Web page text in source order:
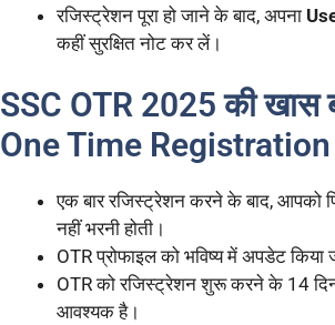
रजिस्ट्रेशन पूरा हो जाने के बाद, अपना
कहीं सुरक्षित नोट कर लें।
SSC OTR 2025 की खास
One Time
एक बार रजिस्ट्रेशन करने के बाद, आपको
नहीं भरनी होती।
OTR प्रोफाइल को भविष्य में अपडेट किया
OTR को रजिस्ट्रेशन शुरू करने के 14
आवश्यक है।